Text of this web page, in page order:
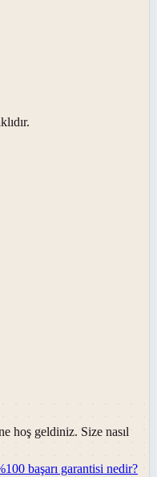
hoş geldiniz. Size nasıl
başarı garantisi nedir?